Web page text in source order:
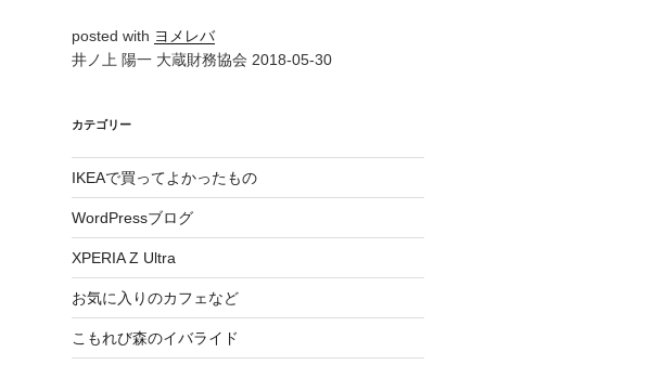
posted with ヨメレバ
井ノ上 陽一 大蔵財務協会 2018-05-30
カテゴリー
IKEAで買ってよかったもの
WordPressブログ
XPERIA Z Ultra
お気に入りのカフェなど
こもれび森のイバライド